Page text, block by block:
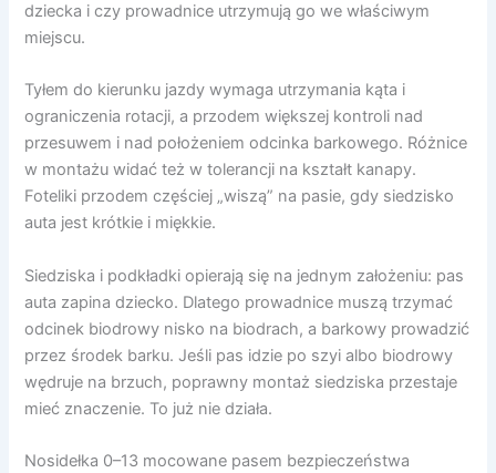
dziecka i czy prowadnice utrzymują go we właściwym
miejscu.
Tyłem do kierunku jazdy wymaga utrzymania kąta i
ograniczenia rotacji, a przodem większej kontroli nad
przesuwem i nad położeniem odcinka barkowego. Różnice
w montażu widać też w tolerancji na kształt kanapy.
Foteliki przodem częściej „wiszą” na pasie, gdy siedzisko
auta jest krótkie i miękkie.
Siedziska i podkładki opierają się na jednym założeniu: pas
auta zapina dziecko. Dlatego prowadnice muszą trzymać
odcinek biodrowy nisko na biodrach, a barkowy prowadzić
przez środek barku. Jeśli pas idzie po szyi albo biodrowy
wędruje na brzuch, poprawny montaż siedziska przestaje
mieć znaczenie. To już nie działa.
Nosidełka 0–13 mocowane pasem bezpieczeństwa